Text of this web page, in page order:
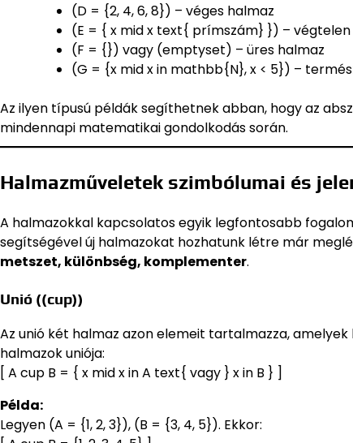
(D = {2, 4, 6, 8}) – véges halmaz
(E = { x mid x text{ prímszám} }) –
(F = {}) vagy (emptyset) – üres halmaz
(G = {x mid x in mathbb{N}, x < 5}) –
Az ilyen típusú példák segíthetnek abban, hogy az
mindennapi matematikai gondolkodás során.
Halmazműveletek szimbólumai és
A halmazokkal kapcsolatos egyik legfontosabb
segítségével új halmazokat hozhatunk létre már
metszet, különbség, komplementer.
Unió ((cup))
Az unió két halmaz azon elemeit tartalmazza,
halmazok uniója:
[ A cup B = { x mid x in A text{ vagy } x in B } ]
Példa:
Legyen (A = {1, 2, 3}), (B = {3, 4, 5}). Ekkor: